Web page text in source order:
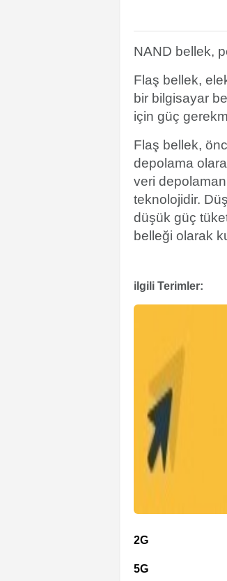
NAND bellek,
Flaş bellek,
bir bilgisayar
için güç
Flaş bellek,
depolama
veri
teknolojidir.
düşük güç
belleği olarak
ilgili Terimler:
2G
5G